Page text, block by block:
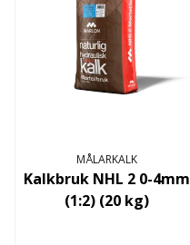
MÅLARKALK
Kalkbruk NHL 2 0-4mm
(1:2) (20 kg)